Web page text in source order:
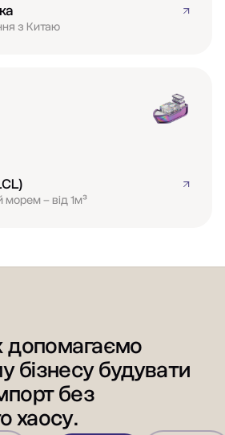
з Китаю
морем – від 1м³
допомагаємо
бізнесу будувати
без
хаосу.